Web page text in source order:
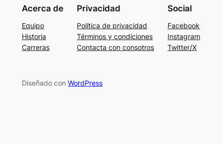
Acerca de
Equipo
Historia
Carreras
Privacidad
Política de privacidad
Términos y condiciones
Contacta con consotros
Social
Facebook
Instagram
Twitter/X
Diseñado con WordPress